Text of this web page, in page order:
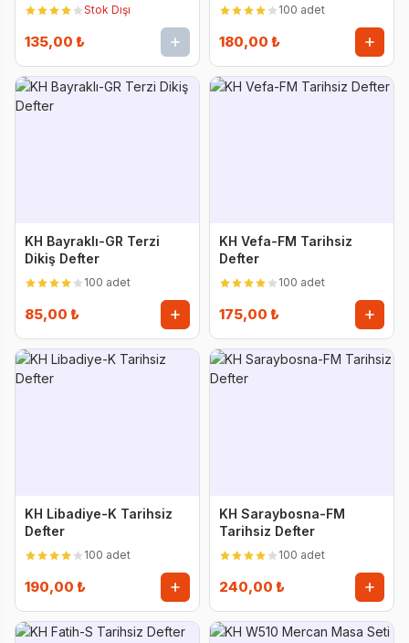
Stok Dışı
135,00 ₺
100 adet
180,00 ₺
KH Bayraklı-GR Terzi
Dikiş Defter
100 adet
85,00 ₺
KH Vefa-FM Tarihsiz
Defter
100 adet
175,00 ₺
KH Libadiye-K Tarihsiz
Defter
100 adet
190,00 ₺
KH Saraybosna-FM
Tarihsiz Defter
100 adet
240,00 ₺